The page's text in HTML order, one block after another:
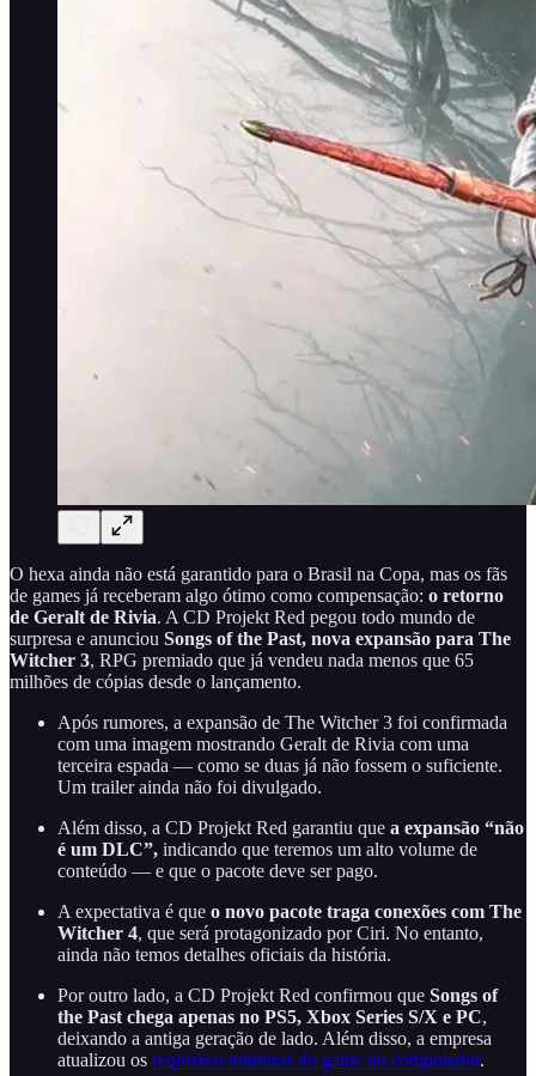
O hexa ainda não está garantido para o Brasil na Copa, mas os fãs
de games já receberam algo ótimo como compensação: o retorno
de Geralt de Rivia. A CD Projekt Red pegou todo mundo de
surpresa e anunciou Songs of the Past, nova expansão para The
Witcher 3, RPG premiado que já vendeu nada menos que 65
milhões de cópias desde o lançamento.
Após rumores, a expansão de The Witcher 3 foi confirmada
com uma imagem mostrando Geralt de Rivia com uma
terceira espada — como se duas já não fossem o suficiente.
Um trailer ainda não foi divulgado.
Além disso, a CD Projekt Red garantiu que a expansão “não
é um DLC”, indicando que teremos um alto volume de
conteúdo — e que o pacote deve ser pago.
A expectativa é que o novo pacote traga conexões com The
Witcher 4, que será protagonizado por Ciri. No entanto,
ainda não temos detalhes oficiais da história.
Por outro lado, a CD Projekt Red confirmou que Songs of
the Past chega apenas no PS5, Xbox Series S/X e PC,
deixando a antiga geração de lado. Além disso, a empresa
atualizou os requisitos mínimos do game no computador.